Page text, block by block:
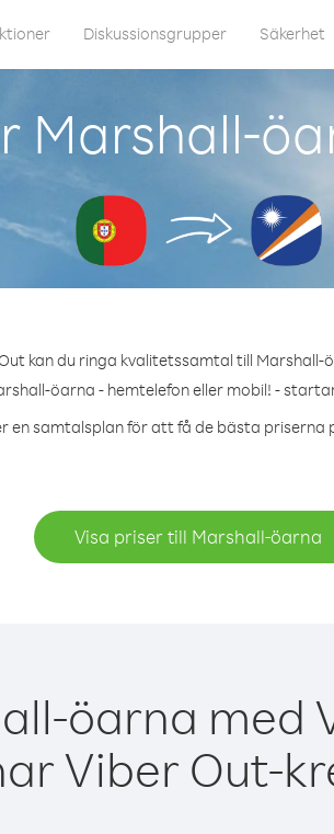
Diskussionsgrupper Säkerhet
Marshall-
kan du ringa kvalitetssamtal till
öarna - hemtelefon eller mobil! -
en samtalsplan för att få de bästa priserna
Visa priser till Marshall-öarna
öarna med
Viber Out-